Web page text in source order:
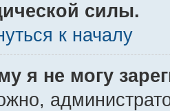
силы.
к началу
я не могу